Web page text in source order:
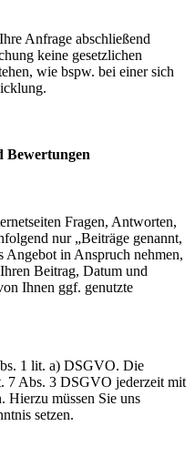
Anfrage abschließend
keine gesetzlichen
wie bspw. bei einer sich
Bewertungen
Fragen, Antworten,
nur „Beiträge genannt,
Angebot in Anspruch nehmen,
Beitrag, Datum und
Ihnen ggf. genutzte
1 lit. a) DSGVO. Die
7 Abs. 3 DSGVO jederzeit mit
müssen Sie uns
setzen.